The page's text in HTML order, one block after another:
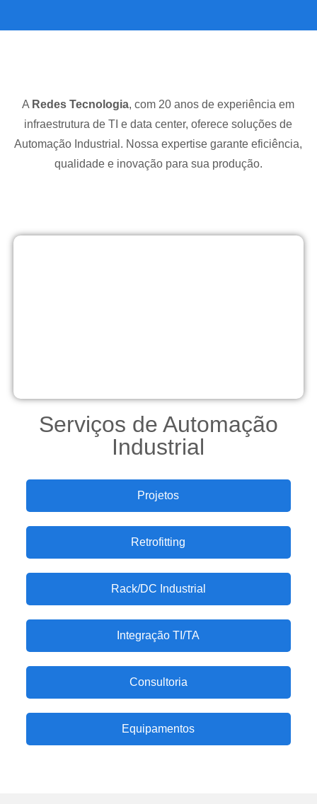
A Redes Tecnologia, com 20 anos de experiência em
infraestrutura de TI e data center, oferece soluções de
Automação Industrial. Nossa expertise garante eficiência,
qualidade e inovação para sua produção.
Serviços de Automação
Industrial
Projetos
Retrofitting
Rack/DC Industrial
Integração TI/TA
Consultoria
Equipamentos